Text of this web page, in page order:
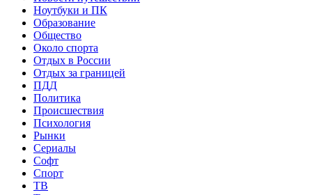
Ноутбуки и ПК
Образование
Общество
Около спорта
Отдых в России
Отдых за границей
ПДД
Политика
Происшествия
Психология
Рынки
Сериалы
Софт
Спорт
ТВ